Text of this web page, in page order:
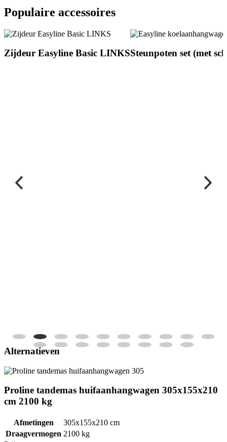
Populaire accessoires
Zijdeur Easyline Basic LINKSSteunpoten set (met
Alternatieven
Proline tandemas huifaanhangwagen 305x155x210
cm 2100 kg
Afmetingen
305x155x210 cm
Draagvermogen 2100 kg